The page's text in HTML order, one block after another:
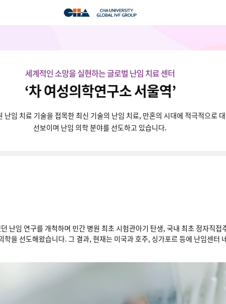
세계적인 소망을 실현하는 글로벌 난임 치료 센터
‘차 여성의학연구소 서울역’
임 치료 기술을 접목한 최신 기술의 난임 치료, 만혼의 시대에 적극적으
선보이며 난임 의학 분야를 선도하고 있습니다.
난임 연구를 개척하며 민간 병원 최초 시험관아기 탄생, 국내 최초 정자직
을 선도해왔습니다. 그 결과, 현재는 미국과 호주, 싱가포르 등에 난임센터